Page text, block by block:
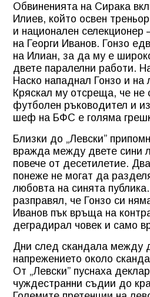
Обвиненията на Сирака
Илиев, който освен
и национален селекционер
на Георги Иванов. Гонзо
на Илиан, за да му е
двете паралелни работи.
Наско нападнал Гонзо и на
Кряскал му отсреща, че не
футболен ръководител и
шеф на БФС е голяма
Близки до „Левски”
вражда между двете сини
повече от десетилетие.
понеже не могат да
любовта на синята
разправял, че Гонзо си
Иванов пък връща на
деградирал човек и само
Дни след скандала между
напрежението около
От „Левски” пуснаха
чуждестранни съдии до